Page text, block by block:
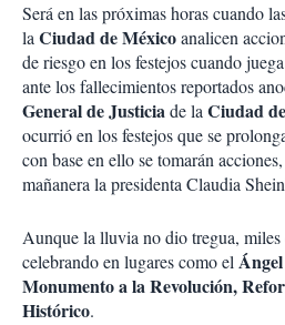
Será en las próximas horas cuando
laCiudad de Méxicoanalicen
de riesgo en los festejos cuando
ante los fallecimientos reportados
General de Justiciade laCiudad
ocurrió en los festejos que se
con base en ello se tomarán
mañanera la presidenta Claudia
Aunque la lluvia no dio tregua, miles
celebrando en lugares como el
Monumento a la Revolución,
Histórico.